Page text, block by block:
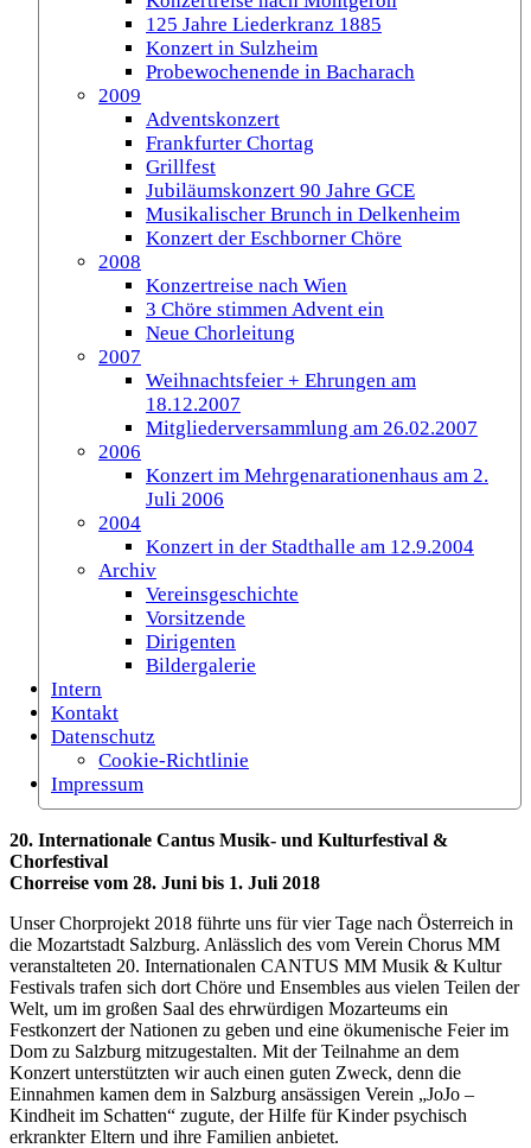
125 Jahre Liederkranz 1885
Konzert in Sulzheim
Probewochenende in Bacharach
2009
Adventskonzert
Frankfurter Chortag
Grillfest
Jubiläumskonzert 90 Jahre GCE
Musikalischer Brunch in Delkenheim
Konzert der Eschborner Chöre
2008
Konzertreise nach Wien
3 Chöre stimmen Advent ein
Neue Chorleitung
2007
Weihnachtsfeier + Ehrungen am
18.12.2007
Mitgliederversammlung am 26.02.2007
2006
Konzert im Mehrgenarationenhaus am 2.
Juli 2006
2004
Konzert in der Stadthalle am 12.9.2004
Archiv
Vereinsgeschichte
Vorsitzende
Dirigenten
Bildergalerie
Intern
Kontakt
Datenschutz
Cookie-Richtlinie
Impressum
20. Internationale Cantus Musik- und Kulturfestival &
Chorfestival
Chorreise vom 28. Juni bis 1. Juli 2018
Unser Chorprojekt 2018 führte uns für vier Tage nach Österreich in
die Mozartstadt Salzburg. Anlässlich des vom Verein Chorus MM
veranstalteten 20. Internationalen CANTUS MM Musik & Kultur
Festivals trafen sich dort Chöre und Ensembles aus vielen Teilen der
Welt, um im großen Saal des ehrwürdigen Mozarteums ein
Festkonzert der Nationen zu geben und eine ökumenische Feier im
Dom zu Salzburg mitzugestalten. Mit der Teilnahme an dem
Konzert unterstützten wir auch einen guten Zweck, denn die
Einnahmen kamen dem in Salzburg ansässigen Verein „JoJo –
Kindheit im Schatten“ zugute, der Hilfe für Kinder psychisch
erkrankter Eltern und ihre Familien anbietet.